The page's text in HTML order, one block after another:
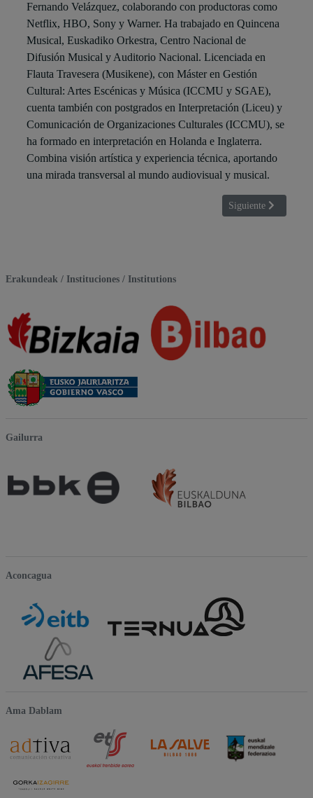
Fernando Velázquez, colaborando con productoras como
Netflix, HBO, Sony y Warner. Ha trabajado en Quincena
Musical, Euskadiko Orkestra, Centro Nacional de
Difusión Musical y Auditorio Nacional. Licenciada en
Flauta Travesera (Musikene), con Máster en Gestión
Cultural: Artes Escénicas y Música (ICCMU y SGAE),
cuenta también con postgrados en Interpretación (Liceu) y
Comunicación de Organizaciones Culturales (ICCMU), se
ha formado en interpretación en Holanda e Inglaterra.
Combina visión artística y experiencia técnica, aportando
una mirada transversal al mundo audiovisual y musical.
Artículo siguiente:
Siguiente
Erakundeak / Instituciones / Institutions
Gailurra
Aconcagua
Ama Dablam